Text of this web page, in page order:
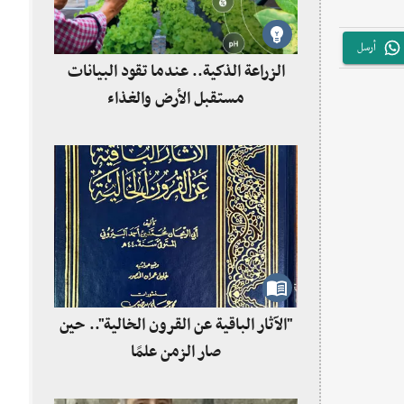
أرسل
الزراعة الذكية.. عندما تقود البيانات
مستقبل الأرض والغذاء
"الآثار الباقية عن القرون الخالية".. حين
صار الزمن علمًا